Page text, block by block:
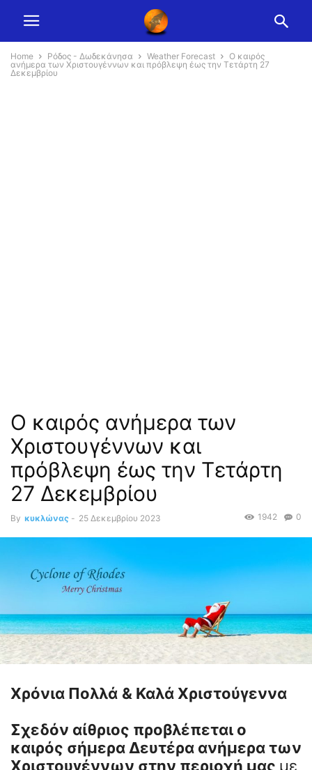
Home Ρόδος - Δωδεκάνησα Weather Forecast
Ο καιρός
ανήμερα των Χριστουγέννων και πρόβλεψη έως την Τετάρτη 27
Δεκεμβρίου
Ο καιρός ανήμερα των
Χριστουγέννων και
πρόβλεψη έως την Τετάρτη
27 Δεκεμβρίου
By κυκλώνας - 25 Δεκεμβρίου 2023 0
1942
Χρόνια Πολλά & Καλά Χριστούγεννα
Σχεδόν αίθριος προβλέπεται ο
καιρός σήμερα Δευτέρα ανήμερα των
Χριστουγέννων στην περιοχή μας με